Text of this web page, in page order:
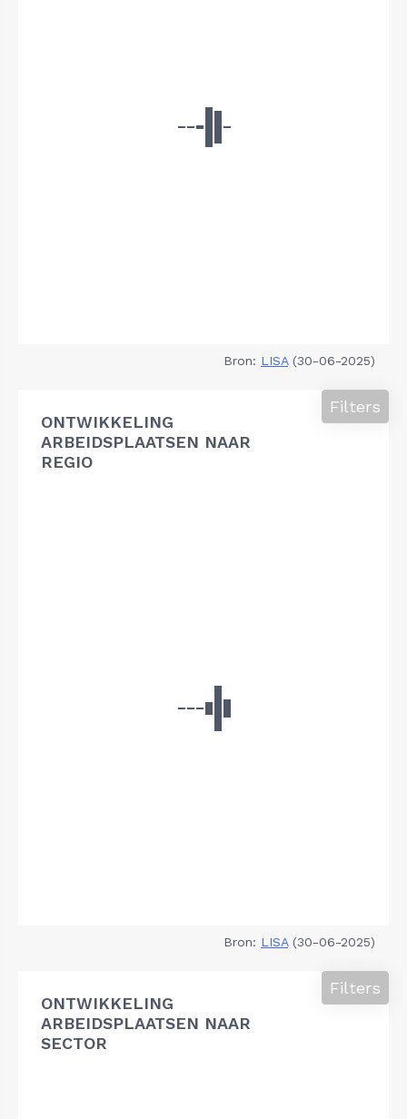
Bron: LISA(30-06-2025)
ONTWIKKELING
ARBEIDSPLAATSEN NAAR
REGIO
Filters
Bron: LISA(30-06-2025)
ONTWIKKELING
ARBEIDSPLAATSEN NAAR
SECTOR
Filters